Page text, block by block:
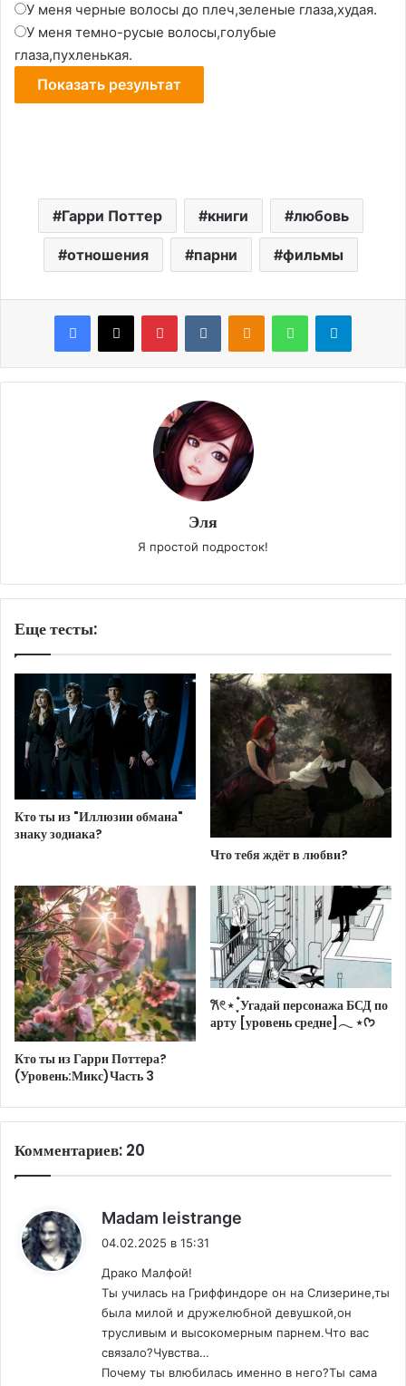
У меня черные волосы до плеч,зеленые глаза,худая.
У меня темно-русые волосы,голубые
глаза,пухленькая.
Гарри Поттер книги любовь
отношения парни фильмы
Эля
Я простой подросток!
Еще тесты:
Кто ты из "Иллюзии обмана"
знаку зодиака?
Что тебя ждёт в любви?
Кто ты из Гарри Поттера?
(Уровень:Микс)Часть 3
𐙚𓏲⋆ ִֶָ ๋Угадай персонажа БСД по
арту [уровень средне]𓂃 ⋆ᡣ𐭩
Комментариев: 20
Madam leistrange
04.02.2025 в 15:31
Драко Малфой!
Ты училась на Гриффиндоре он на Слизерине,ты
была милой и дружелюбной девушкой,он
трусливым и высокомерным парнем.Что вас
связало?Чувства…
Почему ты влюбилась именно в него?Ты сама